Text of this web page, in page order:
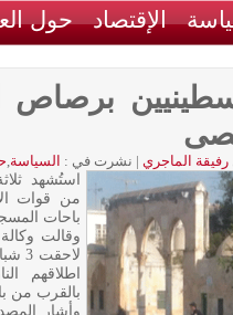
الإقتصاد حول
3 فلسطينيين
رفيقة الماجري | نشرت في : السياسة,
من قوات
باحات
وقالت وكالة
اطلاقهم
بالقرب من
وأشار